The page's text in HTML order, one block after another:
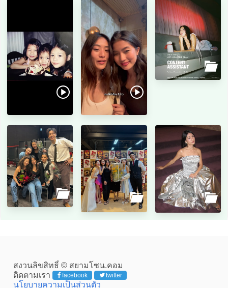
สงวนลิขสิทธิ์ © สยามโซน.คอม
ติดตามเรา
facebook twitter
นโยบายความเป็นส่วนตัว